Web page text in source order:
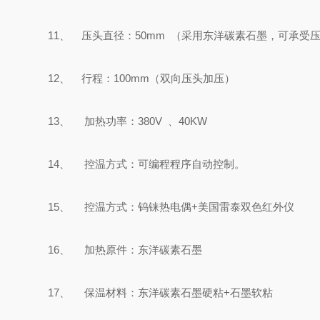
11 、 压头直径： 50mm （采用东洋碳素石墨，可承受
12 、 行程： 100mm （双向压头加压）
13 、 加热功率：380V 、40KW
14 、 控温方式：可编程程序自动控制。
15 、 控温方式：钨铼热电偶+美国雷泰双色红外仪
16 、 加热原件：东洋碳素石墨
17 、 保温材料：东洋碳素石墨硬粘+石墨软粘